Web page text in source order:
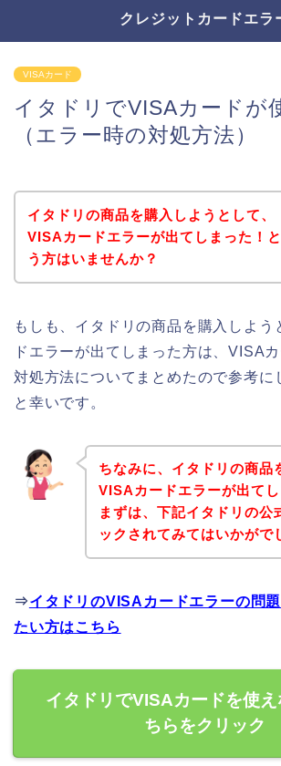
クレジットカードエラ
VISAカード
イタドリでVISAカードが
（エラー時の対処方法）
イタドリの商品を購入しようとして、
VISAカードエラーが出てしまった！
う方はいませんか？
もしも、イタドリの商品を購入しよう
ドエラーが出てしまった方は、VISA
対処方法についてまとめたので参考に
と幸いです。
ちなみに、イタドリの商品
VISAカードエラーが出てし
まずは、下記イタドリの公
ックされてみてはいかがで
⇒イタドリのVISAカードエラーの問
たい方はこちら
イタドリでVISAカードを使え
ちらをクリック